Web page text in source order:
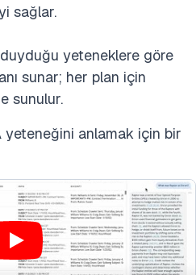
sağlar.
yeteneklere göre
sunar; her plan için
sunulur.
yeteneğini anlamak için bir